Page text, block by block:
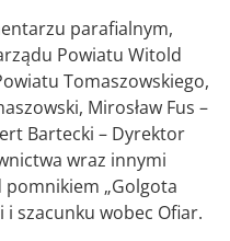
parafialnym,
Powiatu Witold
Tomaszowskiego,
Mirosław Fus –
Bartecki – Dyrektor
wraz innymi
pomnikiem „Golgota
i szacunku wobec Ofiar.